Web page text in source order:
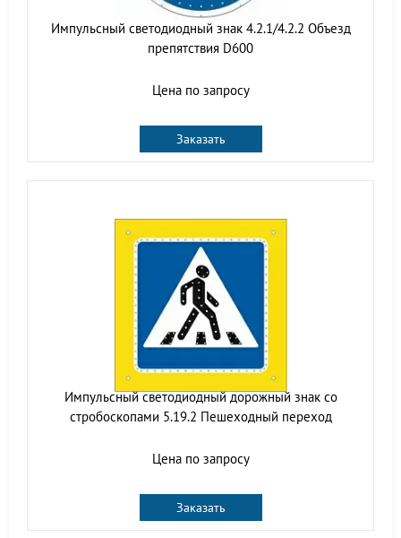
Импульсный светодиодный знак 4.2.1/4.2.2 Объезд
препятствия D600
Цена по запросу
Заказать
Импульсный cветодиодный дорожный знак со
стробоскопами 5.19.2 Пешеходный переход
Цена по запросу
Заказать